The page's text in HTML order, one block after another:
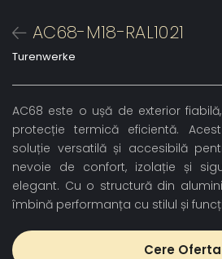
AC68-M18-RAL1021
Turenwerke
AC68 este o ușă de exterior
protecție termică eficientă.
soluție versatilă și accesibilă
nevoie de confort, izolație și
elegant. Cu o structură din
îmbină performanța cu stilul și
Cere Oferta